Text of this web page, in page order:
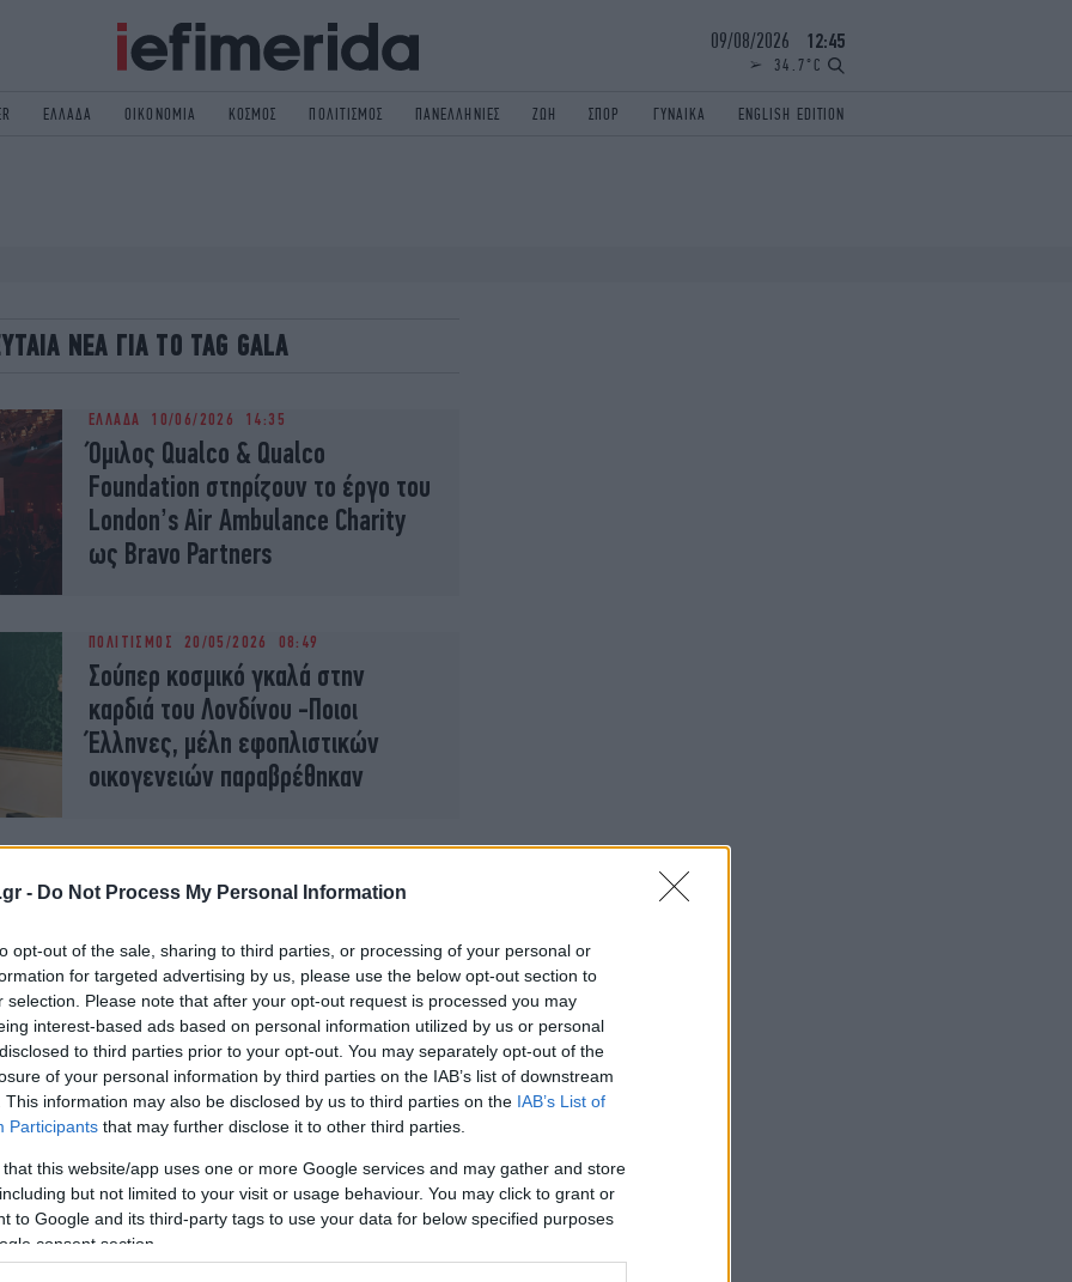
- Do Not Process My Personal Information
opt-out of the sale, sharing to third parties, or processing of your personal or
for targeted advertising by us, please use the below opt-out section to
selection. Please note that after your opt-out request is processed you may
interest-based ads based on personal information utilized by us or personal
to third parties prior to your opt-out. You may separately opt-out of the
of your personal information by third parties on the IAB’s list of downstream
This information may also be disclosed by us to third parties on the IAB’s List of
Participants that may further disclose it to other third parties.
that this website/app uses one or more Google services and may gather and store
but not limited to your visit or usage behaviour. You may click to grant or
to Google and its third-party tags to use your data for below specified purposes
consent section.
09/08/2026 12:45
34.7°C
ΕΛΛΑΔΑ ΟΙΚΟΝΟΜΙΑ ΚΟΣΜΟΣ ΠΟΛΙΤΙΣΜΟΣ ΠΑΝΕΛΛΗΝΙΕΣ ΖΩΗ ΣΠΟΡ ΓΥΝΑΙΚΑ ENGLISH EDITION
PODCAST
OCEAN MEDIA
ΝΕΑ ΓΙΑ ΤΟ TAG GALA
ΕΛΛΑΔΑ 10/06/2026 14:35
Όμιλος Qualco & Qualco
Foundation στηρίζουν το έργο του
London’s Air Ambulance Charity
ως Bravo Partners
ΠΟΛΙΤΙΣΜΟΣ 20/05/2026 08:49
Σούπερ κοσμικό γκαλά στην
καρδιά του Λονδίνου -Ποιοι
Έλληνες, μέλη εφοπλιστικών
οικογενειών παραβρέθηκαν
Βρετανικό μουσείο: Σιγή ιχθύος
Θέλει να καθιερώσει το Gala
ετησίως
ΖΩΗ 23/05/2025 12:31
Μια Ελληνίδα στις Κάννες: Η Ανθή
Φακιδάρη με σέξι σκίσιμο στο
πόδι, τις «έσβησε» όλες σε
λαμπερό gala [εικόνες]